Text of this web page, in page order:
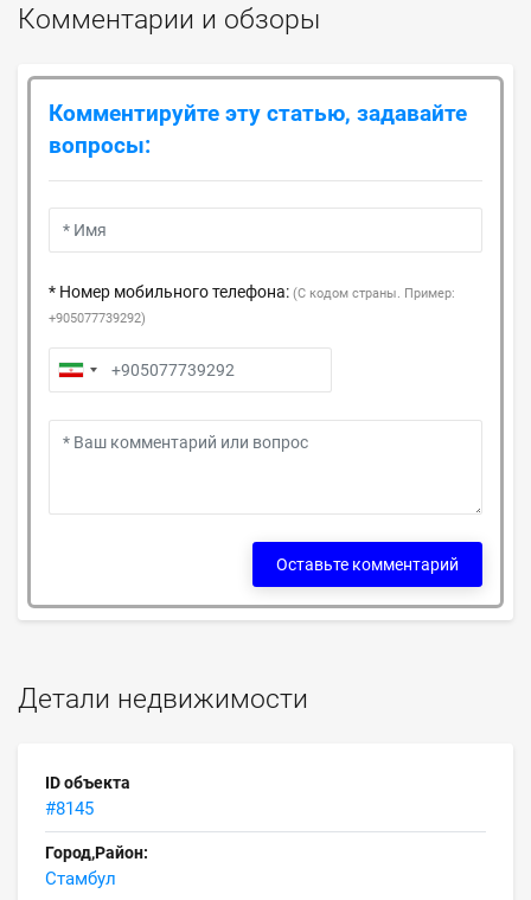
Детали недвижимости
ID объекта
#8145
Город,Район:
Стамбул
Комментарии и обзоры
Комментируйте эту статью, задавайте
вопросы:
* Номер мобильного телефона: (С кодом страны. Пример:
+905077739292)
Оставьте комментарий